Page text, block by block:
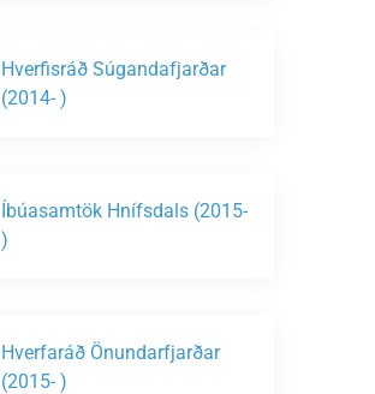
Hverfisráð Súgandafjarðar
(2014- )
Íbúasamtök Hnífsdals (2015-
)
Hverfaráð Önundarfjarðar
(2015- )